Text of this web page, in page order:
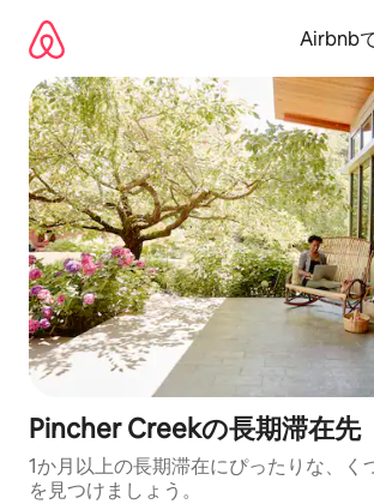
Airbnb
Pincher Creekの長期滞在先
1か月以上の長期滞在にぴったりな、く
を見つけましょう。